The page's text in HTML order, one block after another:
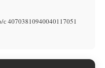
40703810940040117051